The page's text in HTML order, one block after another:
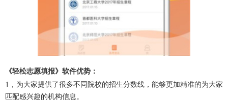
《轻松志愿填报》软件优势：
1，为大家提供了很多不同院校的招生分数线，能够更加精准的为大家
匹配感兴趣的机构信息。